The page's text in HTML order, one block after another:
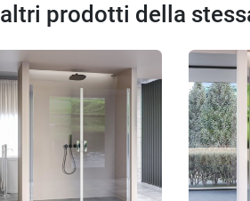
prodotti della